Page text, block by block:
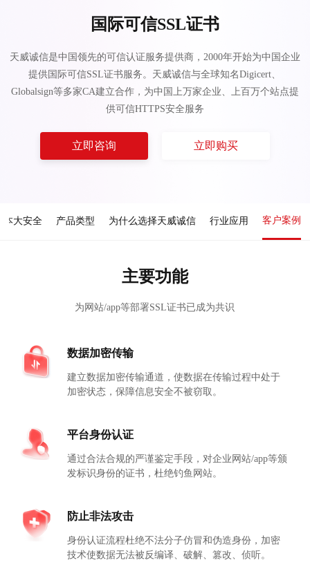
国际可信SSL证书
天威诚信是中国领先的可信认证服务提供商，2000年开始为中国企业
提供国际可信SSL证书服务。天威诚信与全球知名Digicert、
Globalsign等多家CA建立合作，为中国上万家企业、上百万个站点提
供可信HTTPS安全服务
立即咨询 立即购买
本大安全 产品类型 为什么选择天威诚信 行业应用 客户案例
主要功能
为网站/app等部署SSL证书已成为共识
数据加密传输
建立数据加密传输通道，使数据在传输过程中处于
加密状态，保障信息安全不被窃取。
平台身份认证
通过合法合规的严谨鉴定手段，对企业网站/app等颁
发标识身份的证书，杜绝钓鱼网站。
防止非法攻击
身份认证流程杜绝不法分子仿冒和伪造身份，加密
技术使数据无法被反编译、破解、篡改、侦听。